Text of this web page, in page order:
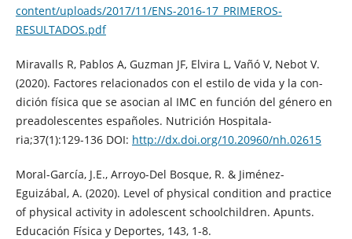
content/uploads/2017/11/ENS-2016-17_PRIMEROS-
RESULTADOS.pdf
Miravalls R, Pablos A, Guzman JF, Elvira L, Vañó V, Nebot V.
(2020). Factores relacionados con el estilo de vida y la con-
dición física que se asocian al IMC en función del género en
preadolescentes españoles. Nutrición Hospitala-
ria;37(1):129-136 DOI: http://dx.doi.org/10.20960/nh.02615
Moral-García, J.E., Arroyo-Del Bosque, R. & Jiménez-
Eguizábal, A. (2020). Level of physical condition and practice
of physical activity in adolescent schoolchildren. Apunts.
Educación Física y Deportes, 143, 1-8.